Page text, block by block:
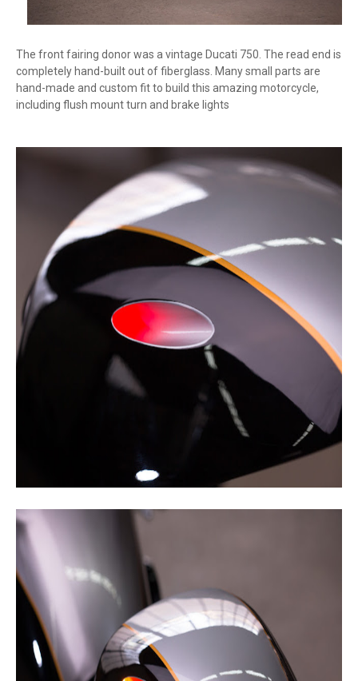
The front fairing donor was a vintage Ducati 750. The read end is
completely hand-built out of fiberglass. Many small parts are
hand-made and custom fit to build this amazing motorcycle,
including flush mount turn and brake lights